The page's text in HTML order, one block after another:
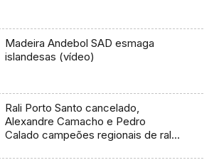
Madeira Andebol SAD esmaga
islandesas (vídeo)
Rali Porto Santo cancelado,
Alexandre Camacho e Pedro
Calado campeões regionais de ralis